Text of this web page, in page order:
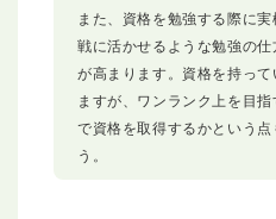
また、資格を勉強する際に
戦に活かせるような勉強の
が高まります。資格を持っ
ますが、ワンランク上を目
で資格を取得するかという
う。